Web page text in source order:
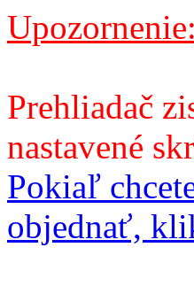
Upozornenie:
Prehliadač
nastavené
Pokiaľ
objednať,